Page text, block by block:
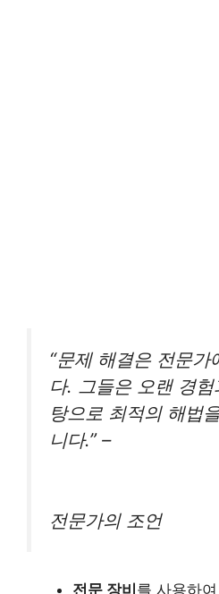
“문제 해결은 전문가
다. 그들은 오랜 경
탕으로 최적의 해법
니다.” –
전문가의 조언
전문 장비 를 사용하